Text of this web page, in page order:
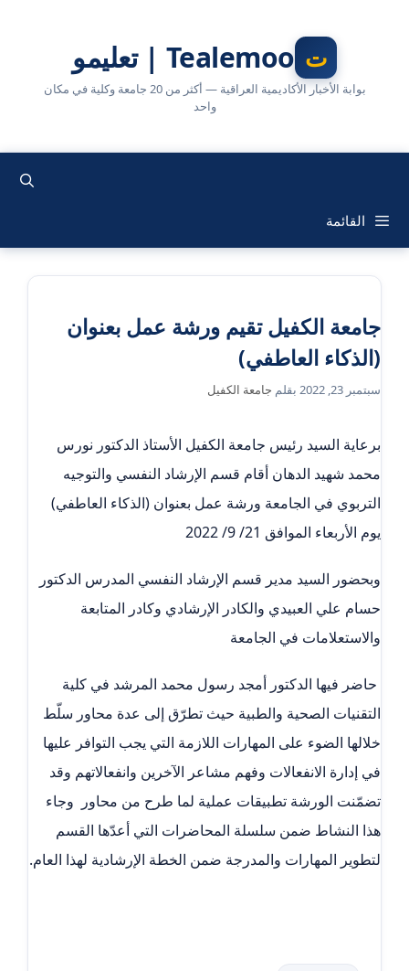
Tealemoo | تعليمو
بوابة الأخبار الأكاديمية العراقية — أكثر من 20 جامعة وكلية في مكان
واحد
القائمة
جامعة الكفيل تقيم ورشة عمل بعنوان
(الذكاء العاطفي)
سبتمبر 23, 2022 بقلم جامعة الكفيل
برعاية السيد رئيس جامعة الكفيل الأستاذ الدكتور نورس
محمد شهيد الدهان أقام قسم الإرشاد النفسي والتوجيه
التربوي في الجامعة ورشة عمل بعنوان (الذكاء العاطفي)
يوم الأربعاء الموافق 21/ 9/ 2022
وبحضور السيد مدير قسم الإرشاد النفسي المدرس الدكتور
حسام علي العبيدي والكادر الإرشادي وكادر المتابعة
والاستعلامات في الجامعة
حاضر فيها الدكتور أمجد رسول محمد المرشد في كلية
التقنيات الصحية والطبية حيث تطرّق إلى عدة محاور سلّط
خلالها الضوء على المهارات اللازمة التي يجب التوافر عليها
في إدارة الانفعالات وفهم مشاعر الآخرين وانفعالاتهم وقد
تضمّنت الورشة تطبيقات عملية لما طرح من محاور وجاء
هذا النشاط ضمن سلسلة المحاضرات التي أعدّها القسم
لتطوير المهارات والمدرجة ضمن الخطة الإرشادية لهذا العام.